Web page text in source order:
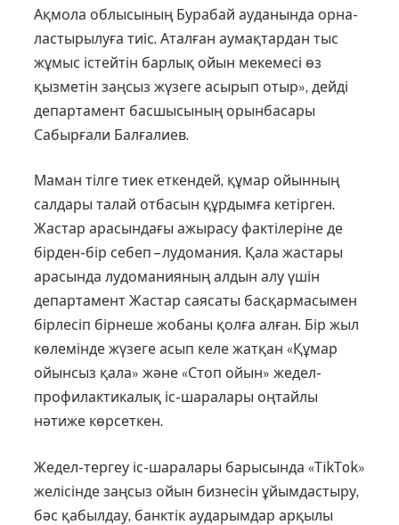
Ақмола облы­­сының Бурабай ауданында орна­
ластырылуға тиіс. Аталған аумақ­тардан тыс
жұмыс істейтін барлық ойын мекемесі өз
қызметін заңсыз жүзеге асырып отыр», дейді
департамент басшысының орынбасары
Сабырғали Балғалиев.
Маман тілге тиек еткендей, құмар ойынның
салдары талай отбасын құрдымға кетірген.
Жастар арасындағы ажырасу фактілеріне де
бірден-бір себеп – лудомания. Қала жастары
арасында лудоманияның алдын алу үшін
департамент Жастар саясаты басқармасымен
бірлесіп бірнеше жобаны қолға алған. Бір жыл
көлемінде жүзеге асып келе жатқан «Құмар
ойынсыз қала» және «Стоп ойын» жедел-
профи­лактикалық іс-шаралары оңтайлы
нәтиже көрсеткен.
Жедел-тергеу іс-шаралары барысында «ТikТok»
желісін­де заңсыз ойын бизнесін ұйымдас­тыру,
бәс қабылдау, банктік аударымдар арқылы